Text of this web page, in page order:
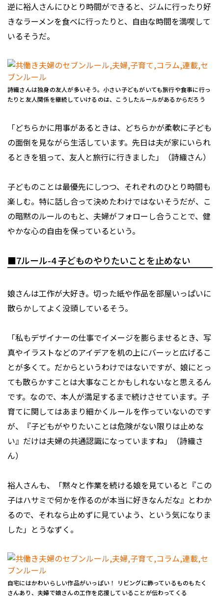
逆に裕人さんにひとり時間ができると、ジムに行ったり好
きなラーメンを食べに行ったりと、自由な時間を満喫して
いるそうだ。
詩織さんは独身の友人が多いそう。小さい子どもがいても旅行や食事に行っ
たりと友人関係を継続していけるのは、こうしたルールがあるからだろう
「どちらかに用事があるときは、どちらかが柔軟に子ども
の⾯倒を⾒ながら⽣活しています。先日は夫が家にいられ
るときを狙って、友人と旅行に行きました」（詩織さん）
子どものことは最優先にしつつ、それぞれのひとり時間も
楽しむ。特に話し合って決めたわけではないそうだが、こ
の暗黙のルールのもと、夫婦がフォローし合うことで、健
やかな心の自由を保っているという。
■7ルール-4 ⼦どものやりたいことを⽌めない
娘さんは工作が大好き。切った紙や作品を部屋いっぱいに
散らかしてよく没頭しているそう。
「私もデザイナーの仕事でイメージを膨らませるとき、写
真やイラストなどのアイデアを机の上にバーッと広げるこ
とが多くて。だからというわけではないですが、娘にとっ
ても散らかすことは大事なことかもしれないなと思えるん
です。なので、本人が満足するまで続けさせています。子
育てに関してはあまり細かくルールを作っていないのです
が、『子どもがやりたいことは危険がない限りは止めな
い』だけは夫婦の共通認識になっていますね」（詩織さ
ん）
裕人さんも、「黙々と作業を続ける娘を見ていると『この
子はハサミで何かを作るのが本当に好きなんだな』とわか
るので、それなら止めずに見ていよう、という気になりま
した」とうなずく。
自宅にはかわいらしい作品がいっぱい！ リビングに飾っているものもたく
さんあり、夫婦で娘さんの工作を応援していることが伝わってくる